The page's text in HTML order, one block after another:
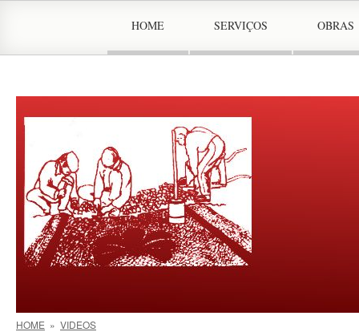
HOME SERVIÇOS OBRAS
HOME » VIDEOS